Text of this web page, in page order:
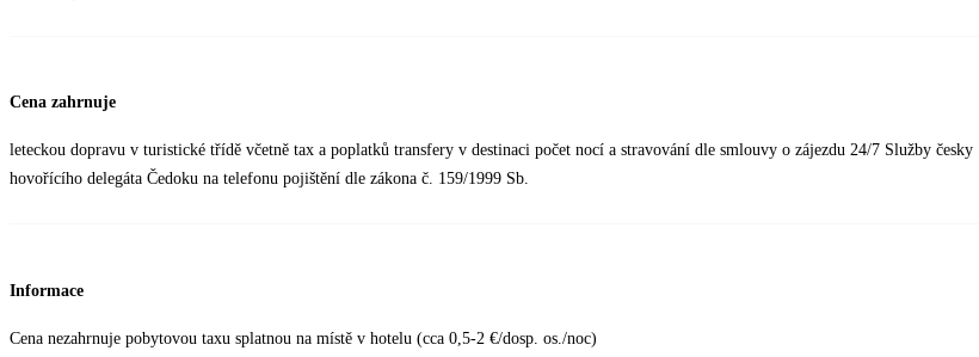
Cena zahrnuje
leteckou dopravu v turistické třídě včetně tax a poplatků transfery v destinaci počet nocí a stravování dle smlouvy o zájezdu 24/7 Služby česky
hovořícího delegáta Čedoku na telefonu pojištění dle zákona č. 159/1999 Sb.
Informace
Cena nezahrnuje pobytovou taxu splatnou na místě v hotelu (cca 0,5-2 €/dosp. os./noc)